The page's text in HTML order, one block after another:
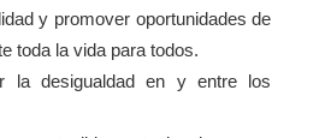
y promover oportunidades de
toda la vida para todos.
la desigualdad en y entre los